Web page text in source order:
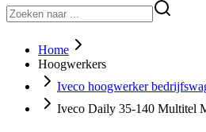
Home
Hoogwerkers
Iveco hoogwerker
Iveco Daily 35-140 Multitel